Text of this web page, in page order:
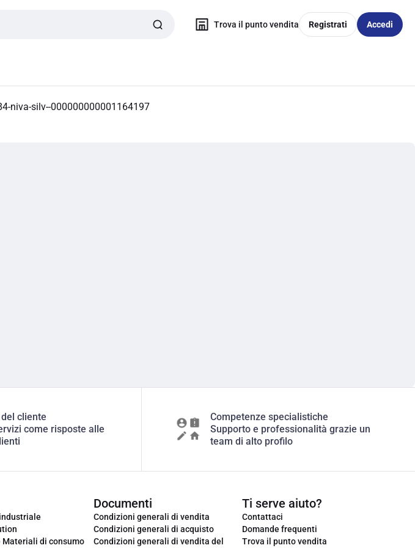
Trova il punto vendita Registrati Accedi
niva-silv--000000000001164197
cliente
come risposte alle
Competenze specialistiche
Supporto e professionalità grazie un
team di alto profilo
Materiali di consumo
Documenti
Condizioni generali di vendita
Condizioni generali di acquisto
Condizioni generali di vendita del
Ti serve aiuto?
Contattaci
Domande frequenti
Trova il punto vendita